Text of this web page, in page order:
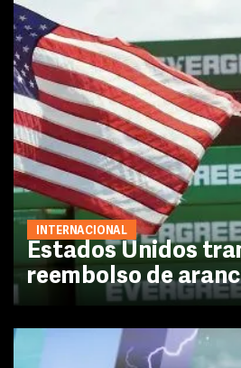
INTERNACIONAL
Estados Unidos
reembolso de